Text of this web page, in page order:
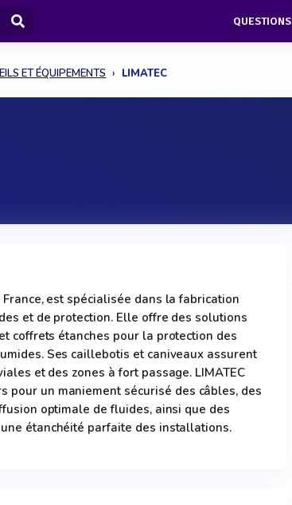
QUESTIONS
ET ÉQUIPEMENTS LIMATEC
France, est spécialisée dans la fabrication
et de protection. Elle offre des solutions
coffrets étanches pour la protection des
Ses caillebotis et caniveaux assurent
et des zones à fort passage. LIMATEC
pour un maniement sécurisé des câbles, des
optimale de fluides, ainsi que des
étanchéité parfaite des installations.